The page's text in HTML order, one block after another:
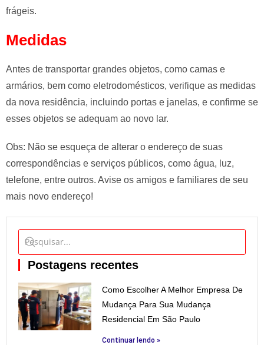
frágeis.
Medidas
Antes de transportar grandes objetos, como camas e
armários, bem como eletrodomésticos, verifique as medidas
da nova residência, incluindo portas e janelas, e confirme se
esses objetos se adequam ao novo lar.
Obs: Não se esqueça de alterar o endereço de suas
correspondências e serviços públicos, como água, luz,
telefone, entre outros. Avise os amigos e familiares de seu
mais novo endereço!
Postagens recentes
Como Escolher A Melhor Empresa De
Mudança Para Sua Mudança
Residencial Em São Paulo
Continuar lendo »